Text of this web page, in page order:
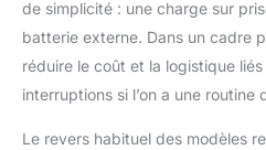
de simplicité : une charge sur
batterie externe. Dans un cadre
réduire le coût et la logistique
interruptions si l’on a une routine
Le revers habituel des modèles